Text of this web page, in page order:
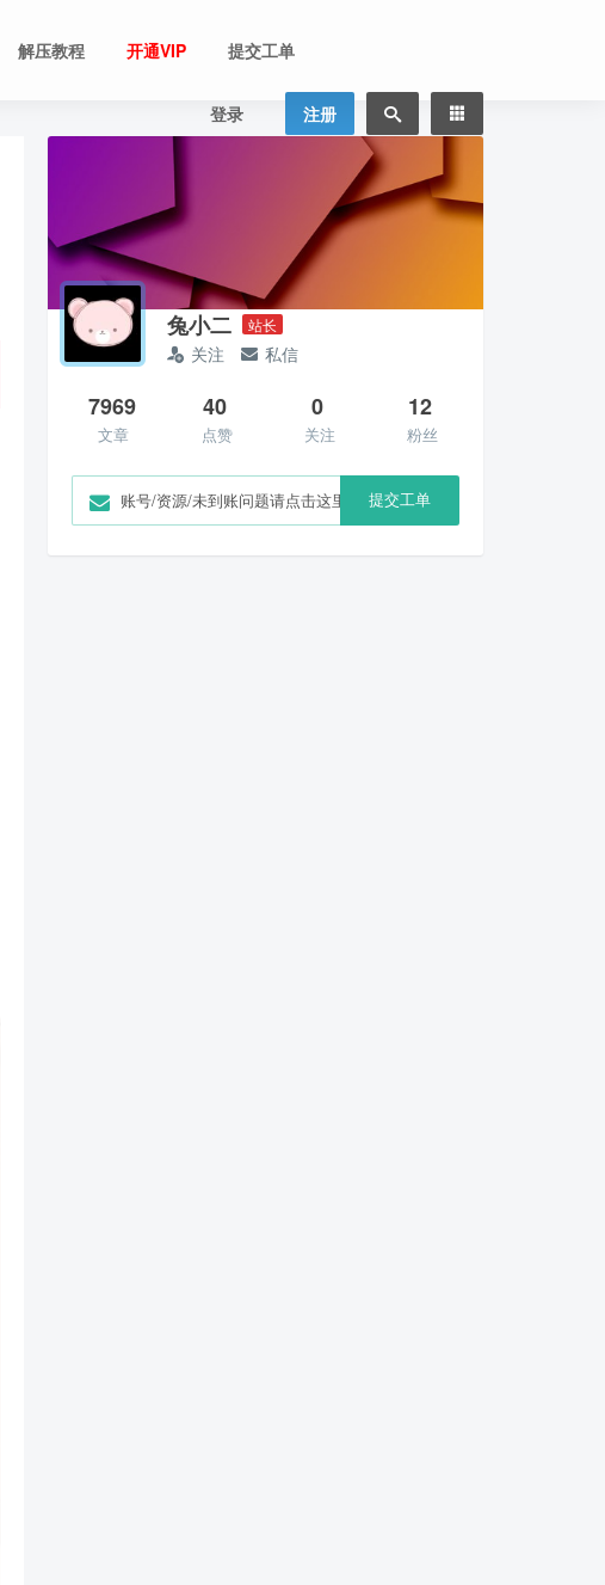
解压教程 开通VIP 提交工单
登录 注册
兔小二 站长
关注 私信
7969
文章
40
点赞
0
关注
12
粉丝
账号/资源/未到账问题请点击这里 提交工单